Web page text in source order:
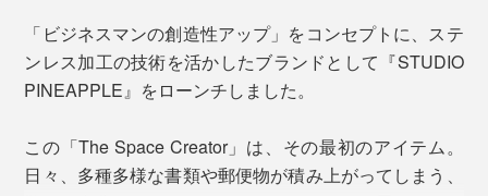
「お金関係」と「取引先関係」
など、自分好みに仕分けることで、生産性がさらにアッ
プします。
素材がスチールなので、マグネットがつくのもいいとこ
ろ。マグネット式のフックやペン立て、ティッシュケー
取り付けられるのは、天板の厚さが1〜9cm のデスクや
「ビジネスマンの創造性アップ」をコンセプトに、ステ
ンレス加工の技術を活かしたブランドとして『STUDIO
PINEAPPLE』をローンチしました。
この「The Space Creator」は、その最初のアイテム。
日々、多種多様な書類や郵便物が積み上がってしまう、